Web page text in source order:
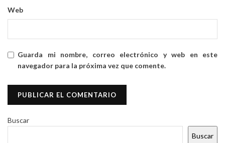
Web
Guarda mi nombre, correo electrónico y web en este
navegador para la próxima vez que comente.
Buscar
Buscar